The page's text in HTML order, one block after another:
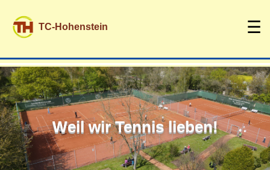
TC-Hohenstein ☰
Weil wir Tennis lieben!